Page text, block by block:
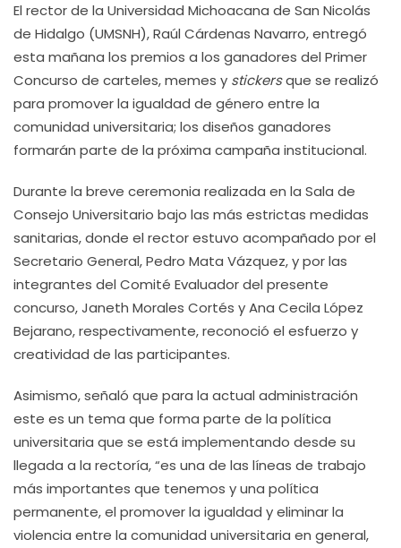
El rector de la Universidad Michoacana de San Nicolás
de Hidalgo (UMSNH), Raúl Cárdenas Navarro, entregó
esta mañana los premios a los ganadores del Primer
Concurso de carteles, memes y stickersque se realizó
para promover la igualdad de género entre la
comunidad universitaria; los diseños ganadores
formarán parte de la próxima campaña institucional.
Durante la breve ceremonia realizada en la Sala de
Consejo Universitario bajo las más estrictas medidas
sanitarias, donde el rector estuvo acompañado por el
Secretario General, Pedro Mata Vázquez, y por las
integrantes del Comité Evaluador del presente
concurso, Janeth Morales Cortés y Ana Cecila López
Bejarano, respectivamente, reconoció el esfuerzo y
creatividad de las participantes.
Asimismo, señaló que para la actual administración
este es un tema que forma parte de la política
universitaria que se está implementando desde su
llegada a la rectoría, “es una de las líneas de trabajo
más importantes que tenemos y una política
permanente, el promover la igualdad y eliminar la
violencia entre la comunidad universitaria en general,